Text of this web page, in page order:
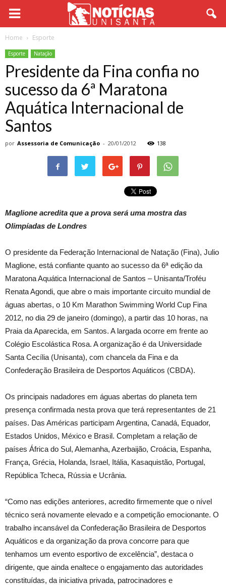
Home Esporte
Esporte Natação
Presidente da Fina confia no
sucesso da 6ª Maratona
Aquática Internacional de
Santos
por Assessoria de Comunicação - 20/01/2012 138
Maglione acredita que a prova será uma mostra das
Olimpíadas de Londres
O presidente da Federação Internacional de Natação (Fina), Julio
Maglione, está confiante quanto ao sucesso da 6ª edição da
Maratona Aquática Internacional de Santos – Unisanta/Troféu
Renata Agondi, que abre o mais importante circuito mundial de
águas abertas, o 10 Km Marathon Swimming World Cup Fina
2012, no dia 29 de janeiro (domingo), a partir das 10 horas, na
Praia da Aparecida, em Santos. A largada ocorre em frente ao
Colégio Escolástica Rosa. A organização é da Universidade
Santa Cecília (Unisanta), com chancela da Fina e da
Confederação Brasileira de Desportos Aquáticos (CBDA).
Os principais nadadores em águas abertas do planeta tem
presença confirmada nesta prova que terá representantes de 21
países. Das Américas participam Argentina, Canadá, Equador,
Estados Unidos, México e Brasil. Completam a relação de
países África do Sul, Alemanha, Azerbaijão, Croácia, Espanha,
França, Grécia, Holanda, Israel, Itália, Kasaquistão, Portugal,
República Tcheca, Rússia e Ucrânia.
“Como nas edições anteriores, acredito firmemente que o nível
técnico será novamente elevado e a competição emocionante. O
trabalho incansável da Confederação Brasileira de Desportos
Aquáticos e da organização da prova concorre para que
tenhamos um evento esportivo de excelência”, destaca o
dirigente, que ainda enaltece o engajamento das autoridades
constituídas, da iniciativa privada, patrocinadores e